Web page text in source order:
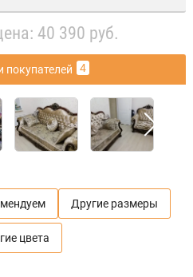
40 390 руб.
покупателей 4
Другие размеры
цвета